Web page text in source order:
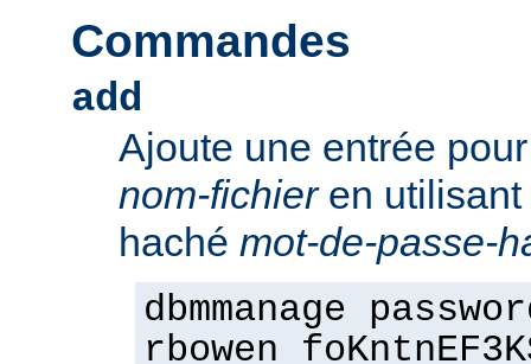
Commandes
add
Ajoute une entrée
nom-fichieren utilisant
haché mot-de-passe-
dbmmanage
rbowen